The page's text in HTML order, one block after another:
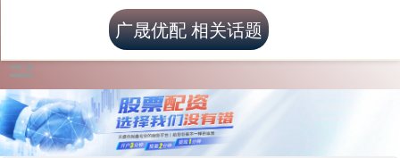
广晟优配 相关话题